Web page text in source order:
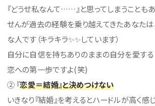
『どうせ私なんて……』と思ってしまうことも
せんが過去の経験を乗り越えてきたあなたは
な人です（キラキラ✨✨しています）
自分に自信を持ちありのままの自分を愛す
恋への第一歩ですよ(笑)
② 『恋愛＝結婚』と決めつけない
いきなり『結婚』を考えるとハードルが高く感